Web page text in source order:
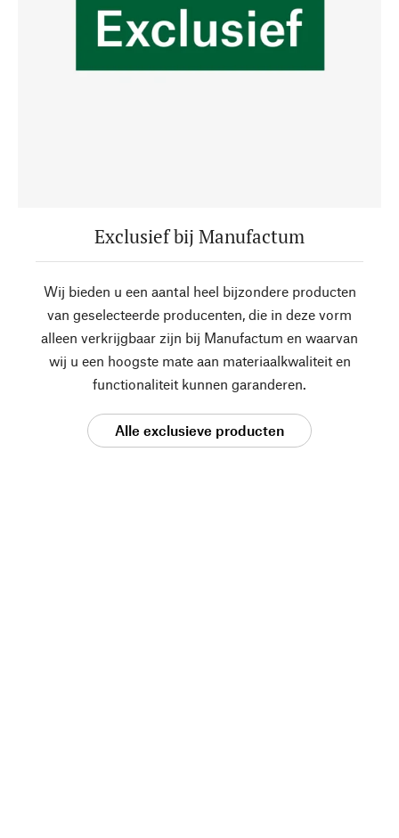
Exclusief bij Manufactum
Wij bieden u een aantal heel bijzondere producten
van geselecteerde producenten, die in deze vorm
alleen verkrijgbaar zijn bij Manufactum en waarvan
wij u een hoogste mate aan materiaalkwaliteit en
functionaliteit kunnen garanderen.
Alle exclusieve producten